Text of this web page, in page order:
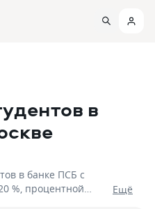
в
в банке ПСБ с
%, процентной
Eщё